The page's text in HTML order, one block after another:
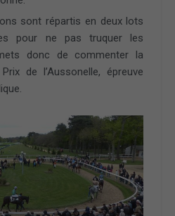
sont répartis en deux lots
pour ne pas truquer les
donc de commenter la
de l’Aussonelle, épreuve